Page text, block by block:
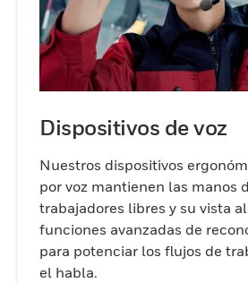
Dispositivos de voz
Nuestros dispositivos
por voz mantienen las manos
trabajadores libres y su vista
funciones avanzadas de
para potenciar los flujos de
el habla.